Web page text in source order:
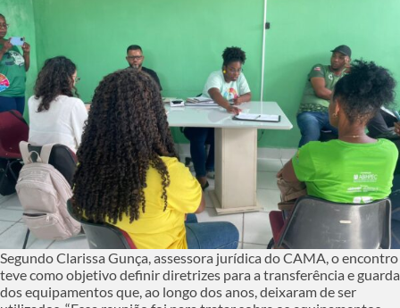
Segundo Clarissa Gunça, assessora jurídica do CAMA, o encontro
teve como objetivo definir diretrizes para a transferência e guarda
dos equipamentos que, ao longo dos anos, deixaram de ser